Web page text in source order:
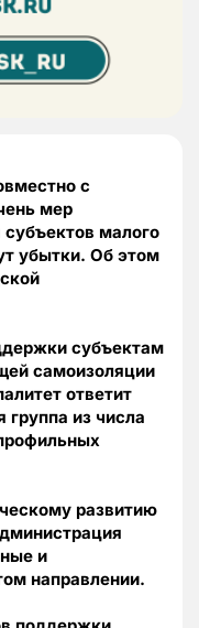
с
мер
малого
убытки. Об этом
субъектам
самоизоляции
ответит
группа из числа
развитию
и
направлении.